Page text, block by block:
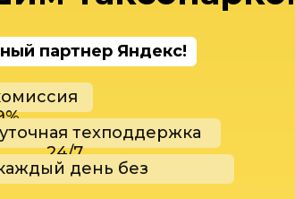
техподдержка
24/7
день без
партнер Яндекс!